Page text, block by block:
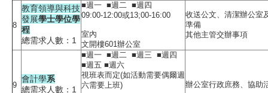
8
教育領導與科技
發展學士學位學
程
總需求人數：1
■週一 ■週二 ■週四
09:00-12:00或13;00-16:00
室內
文開樓601辦公室
收送公文、清潔辦公室
準備
其他主管交辦事項
9
會計學系
總需求人數：1
■週一 ■週二 ■週三 ■週四
■週五 ■週六
視班表而定(如活動需要偶爾週
六需要上班)
辦公室行政庶務、協助